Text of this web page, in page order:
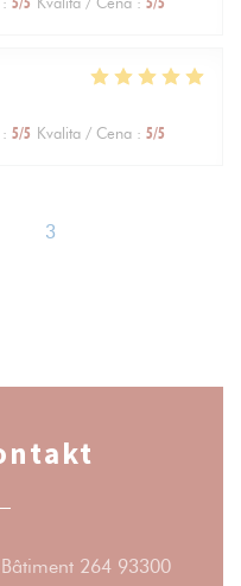
: 5/5 Kvalita / Cena : 5/5
3
264 93300